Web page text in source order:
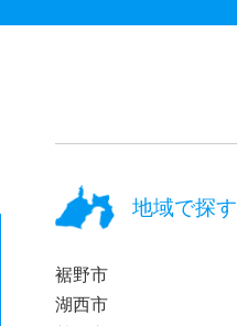
地域で探す
裾野市
湖西市